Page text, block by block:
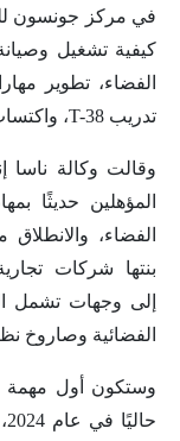
كيفية تشغيل
الفضاء، تطوير
تدريب T-38، واكتساب مهارات اللغة الروسية.
وقالت وكالة ناسا
المؤهلين حديثًا
الفضاء،
بنتها شركات
إلى وجهات تشمل
الفضائية وصاروخ